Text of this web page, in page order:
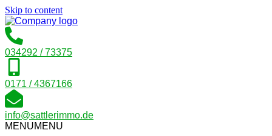
Skip to content
034292 / 73375
0171 / 4367166
info@sattlerimmo.de
MENUMENU